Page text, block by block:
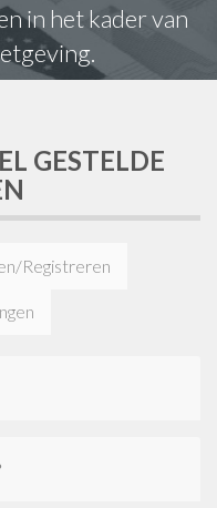
in het kader van
GESTELDE
Registreren